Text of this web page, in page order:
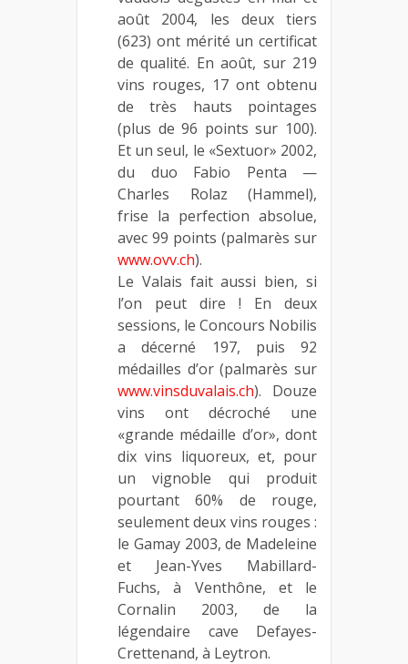
août 2004, les deux tiers
(623) ont mérité un certificat
de qualité. En août, sur 219
vins rouges, 17 ont obtenu
de très hauts pointages
(plus de 96 points sur 100).
Et un seul, le «Sextuor» 2002,
du duo Fabio Penta —
Charles Rolaz (Hammel),
frise la perfection absolue,
avec 99 points (palmarès sur
www.ovv.ch).
Le Valais fait aussi bien, si
l’on peut dire ! En deux
sessions, le Concours Nobilis
a décerné 197, puis 92
médailles d’or (palmarès sur
www.vinsduvalais.ch). Douze
vins ont décroché une
«grande médaille d’or», dont
dix vins liquoreux, et, pour
un vignoble qui produit
pourtant 60% de rouge,
seulement deux vins rouges :
le Gamay 2003, de Madeleine
et Jean-Yves Mabillard-
Fuchs, à Venthône, et le
Cornalin 2003, de la
légendaire cave Defayes-
Crettenand, à Leytron.